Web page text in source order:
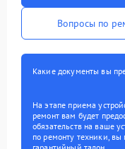
Вопросы по
Какие документы вы
На этапе приема
ремонт вам будет
обязательств на ваше
по ремонту техники, вы